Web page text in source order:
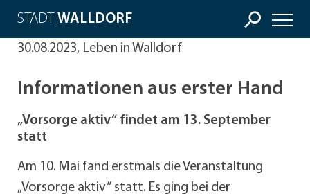
STADT WALLDORF
30.08.2023, Leben in Walldorf
Informationen aus erster Hand
„Vorsorge aktiv“ findet am 13. September
statt
Am 10. Mai fand erstmals die Veranstaltung
„Vorsorge aktiv“ statt. Es ging bei der